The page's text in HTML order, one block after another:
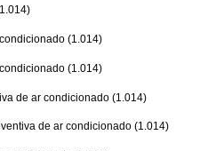
(1.014)
(1.014)
de ar condicionado (1.014)
de ar condicionado (1.014)